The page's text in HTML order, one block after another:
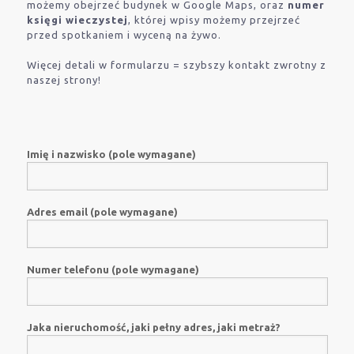
możemy obejrzeć budynek w Google Maps, oraz numer
księgi wieczystej, której wpisy możemy przejrzeć
przed spotkaniem i wyceną na żywo.
Więcej detali w formularzu = szybszy kontakt zwrotny z
naszej strony!
Imię i nazwisko (pole wymagane)
Adres email (pole wymagane)
Numer telefonu (pole wymagane)
Jaka nieruchomość, jaki pełny adres, jaki metraż?